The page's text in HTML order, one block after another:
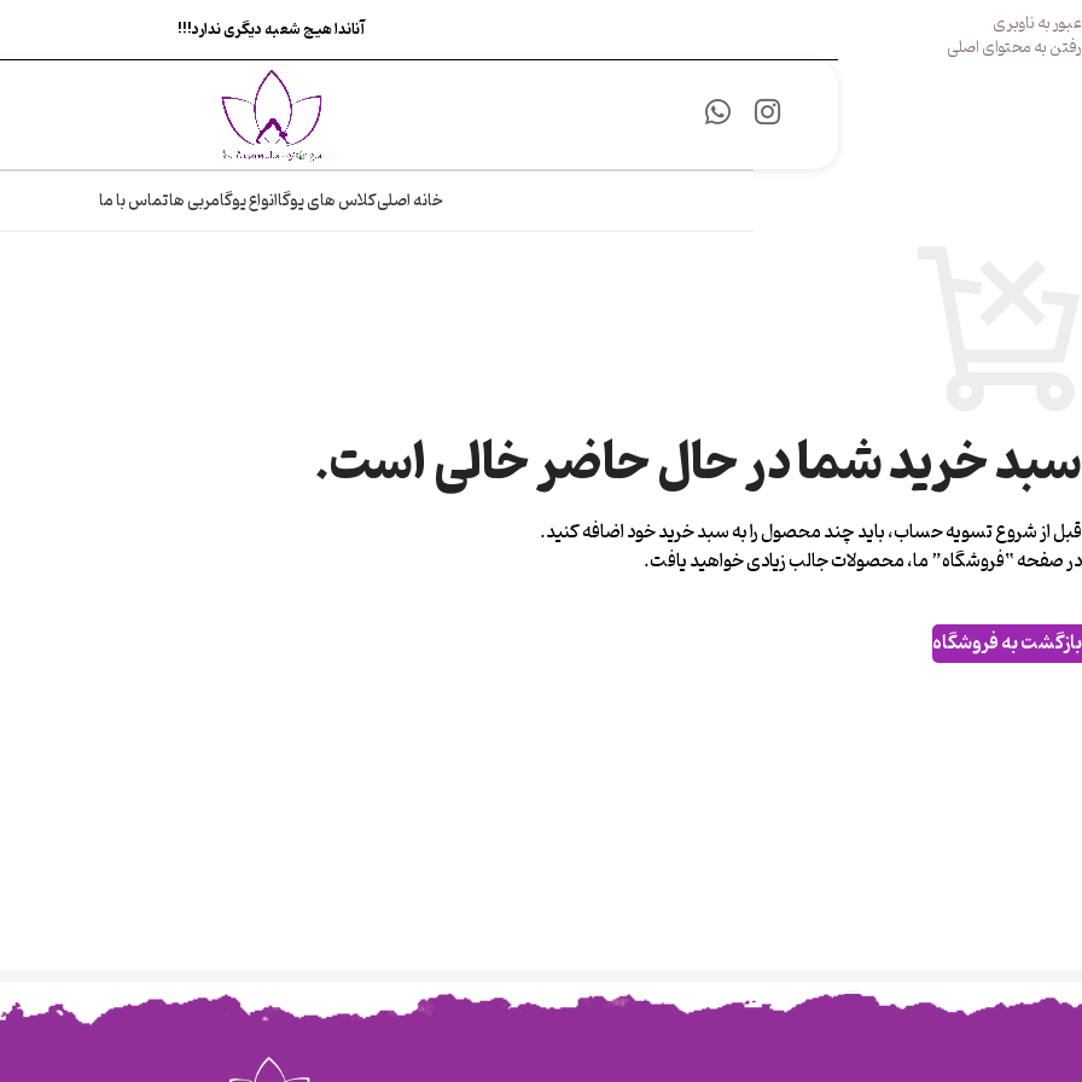
عبور به ناوبری
رفتن به محتوای اصلی
آناندا هیچ شعبه دیگری ندارد!!!
خانه اصلیکلاس های یوگاانواع یوگامربی هاتماس با ما
سبد خرید شما در حال حاضر خالی است.
قبل از شروع تسویه حساب، باید چند محصول را به سبد خرید خود اضافه کنید.
در صفحه “فروشگاه” ما، محصولات جالب زیادی خواهید یافت.
بازگشت به فروشگاه